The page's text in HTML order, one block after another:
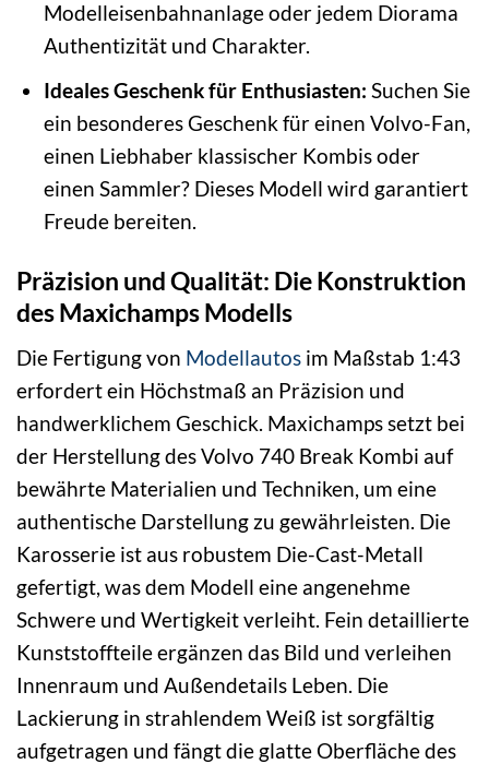
Modelleisenbahnanlage oder jedem Diorama
Authentizität und Charakter.
Ideales Geschenk für Enthusiasten: Suchen Sie
ein besonderes Geschenk für einen Volvo-Fan,
einen Liebhaber klassischer Kombis oder
einen Sammler? Dieses Modell wird garantiert
Freude bereiten.
Präzision und Qualität: Die Konstruktion
des Maxichamps Modells
Die Fertigung von Modellautos im Maßstab 1:43
erfordert ein Höchstmaß an Präzision und
handwerklichem Geschick. Maxichamps setzt bei
der Herstellung des Volvo 740 Break Kombi auf
bewährte Materialien und Techniken, um eine
authentische Darstellung zu gewährleisten. Die
Karosserie ist aus robustem Die-Cast-Metall
gefertigt, was dem Modell eine angenehme
Schwere und Wertigkeit verleiht. Fein detaillierte
Kunststoffteile ergänzen das Bild und verleihen
Innenraum und Außendetails Leben. Die
Lackierung in strahlendem Weiß ist sorgfältig
aufgetragen und fängt die glatte Oberfläche des